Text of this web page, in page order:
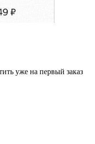
уже на первый заказ